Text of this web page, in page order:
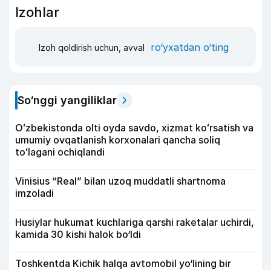
Izohlar
Izoh qoldirish uchun, avval ro‘yxatdan o‘ting
So‘nggi yangiliklar
Oʻzbekistonda olti oyda savdo, xizmat koʻrsatish va
umumiy ovqatlanish korxonalari qancha soliq
toʻlagani ochiqlandi
Vinisius “Real” bilan uzoq muddatli shartnoma
imzoladi
Husiylar hukumat kuchlariga qarshi raketalar uchirdi,
kamida 30 kishi halok bo‘ldi
Toshkentda Kichik halqa avtomobil yo‘lining bir